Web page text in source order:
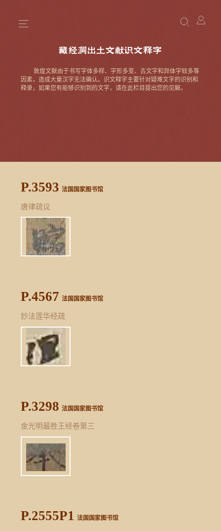
藏经洞出土文献识文释字
敦煌文献由于书写字体多样、字形多变、古文字和异体字较多等
因素，造成大量汉字无法确认。识文释字主要针对疑难文字的识别和
释录，如果您有能够识别到的文字，请在此栏目提出您的见解。
P.3593 法国国家图书馆
唐律疏议
P.4567 法国国家图书馆
妙法莲华经疏
P.3298 法国国家图书馆
金光明最胜王经卷第三
P.2555P1 法国国家图书馆